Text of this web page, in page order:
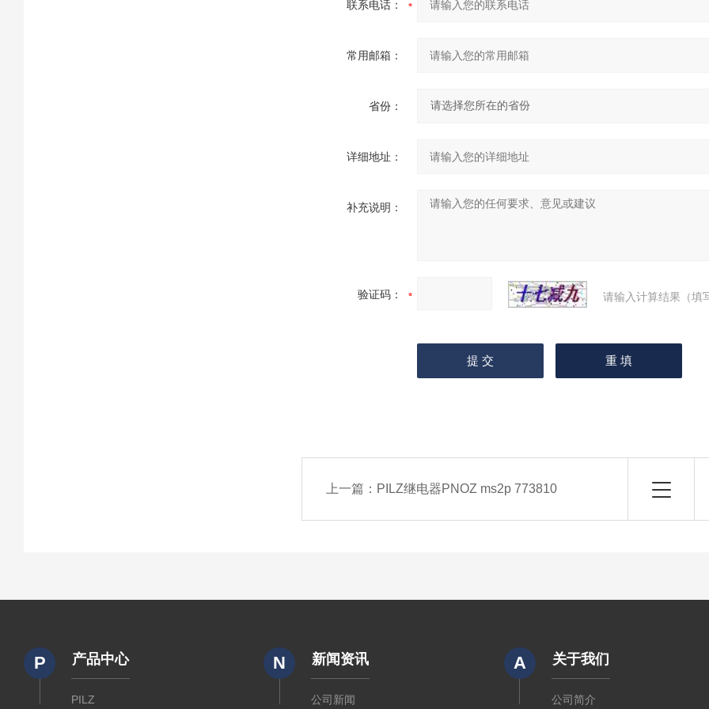
联系电话：
常用邮箱：
省份：
详细地址：
补充说明：
验证码： 请输入计算结果（填
上一篇： PILZ继电器PNOZ ms2p 773810
P 产品中心
PILZ
N 新闻资讯
公司新闻
A 关于我们
公司简介